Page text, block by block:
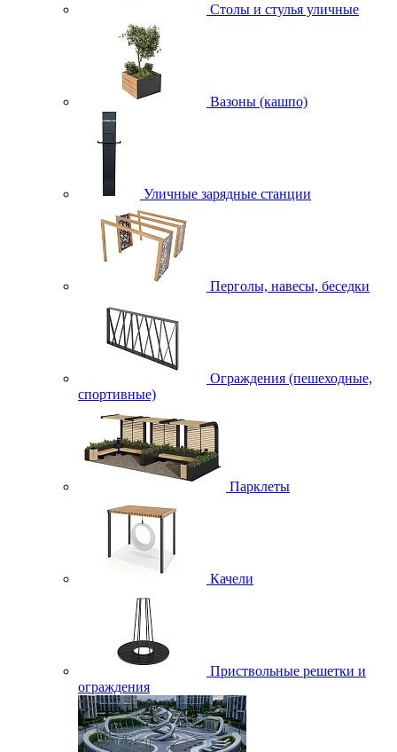
Столы и стулья уличные
Вазоны (кашпо)
Уличные зарядные станции
Перголы, навесы, беседки
Ограждения (пешеходные,
спортивные)
Парклеты
Качели
Приствольные решетки и
ограждения